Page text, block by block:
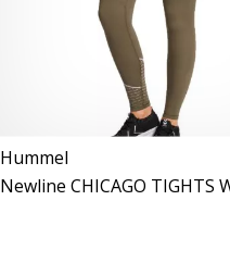
Hummel
Newline CHICAGO TIGHTS